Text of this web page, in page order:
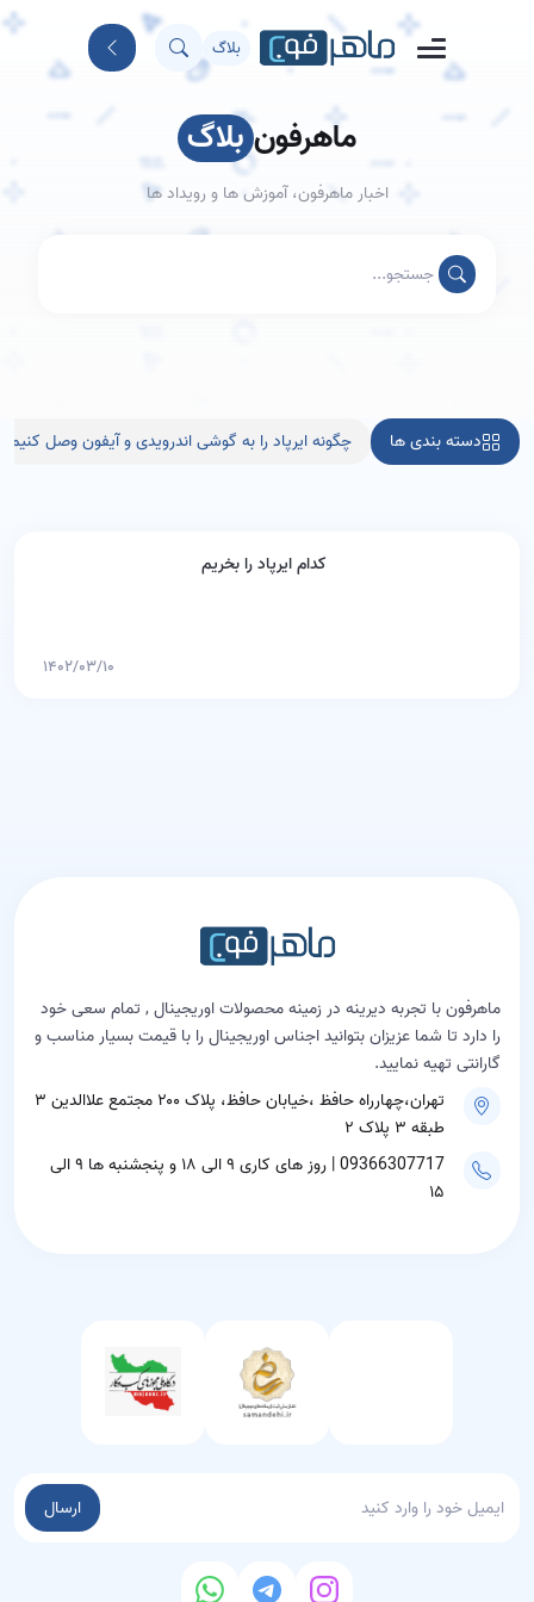
بلاگ
ماهرفون بلاگ
اخبار ماهرفون، آموزش ها و رویداد ها
دسته بندی ها چگونه ایرپاد را به گوشی اندرویدی و آیفون وصل کنیم
کدام ایرپاد را بخریم
۱۴۰۲/۰۳/۱۰
ماهرفون با تجربه دیرینه در زمینه محصولات اوریجینال , تمام سعی خود
را دارد تا شما عزیزان بتوانید اجناس اوریجینال را با قیمت بسیار مناسب و
گارانتی تهیه نمایید.
تهران،چهارراه حافظ ،خیابان حافظ، پلاک ۲۰۰ مجتمع علاالدین ۳
طبقه ۳ پلاک ۲
09366307717 | روز های کاری ۹ الی ۱۸ و پنجشنبه ها ۹ الی
۱۵
ارسال